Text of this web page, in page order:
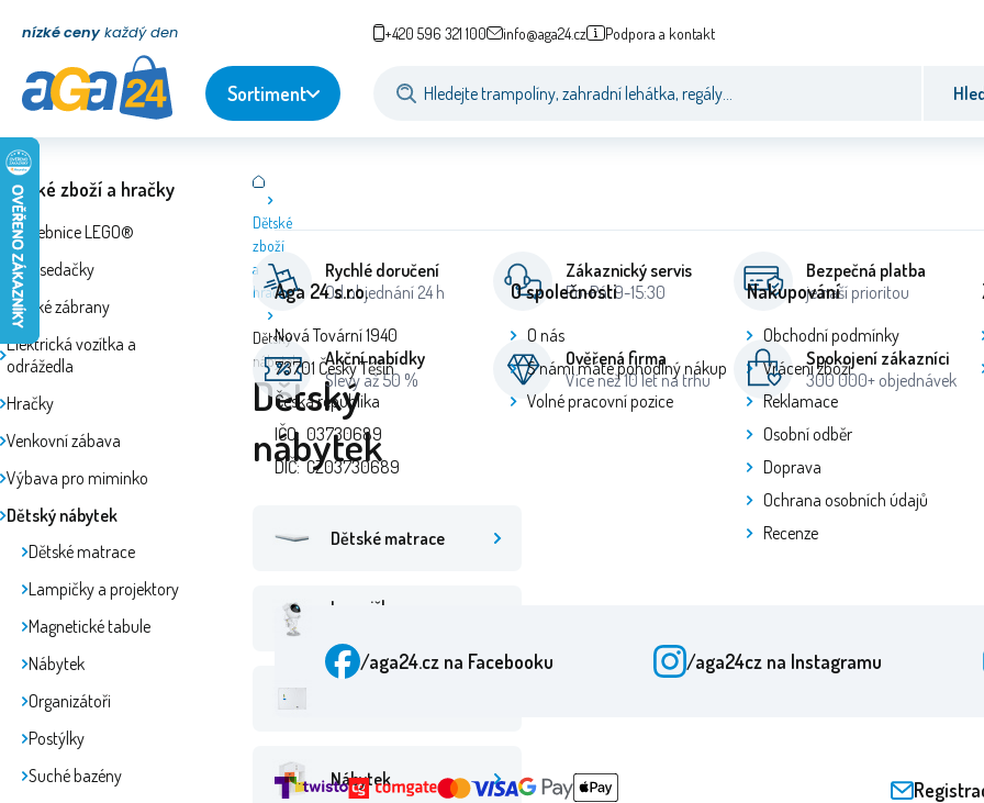
nízké ceny každý den +420 596 321 100 info@aga24.cz Podpora a kontakt
Sortiment
Dětské zboží a hračky
Stavebnice LEGO®
Autosedačky
Dětské zábrany
Elektrická vozítka a
odrážedla
Hračky
Venkovní zábava
Výbava pro miminko
Dětský nábytek
Dětské matrace
Lampičky a projektory
Magnetické tabule
Nábytek
Organizátoři
Postýlky
Suché bazény
Dětské
zboží
a
hračky
Dětský
nábytek
Dětský
nábytek
Dětské matrace
Lampičky a
Nábytek
Rychlé doručení
Od objednání 24 h
Zákaznický servis
Po-Pá: 9-15:30
Bezpečná platba
je naší prioritou
Akční nabídky
Slevy až 50 %
Ověřená firma
Více než 10 let na trhu
Spokojení zákazníci
300 000+ objednávek
Aga 24 s.r.o.
Nová Tovární 1940
73701 Český Těšín
Česká republika
IČO: 03730689
DIČ: CZ03730689
O společnosti
O nás
S námi máte pohodlný nákup
Volné pracovní pozice
Nakupování
Obchodní podmínky
Vrácení zboží
Reklamace
Osobní odběr
Doprava
Ochrana osobních údajů
Recenze
/aga24.cz na Facebooku /aga24cz na Instagramu